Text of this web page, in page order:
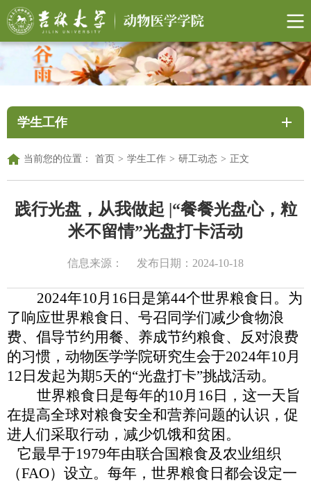
学生工作
当前您的位置： 首页 > 学生工作 > 研工动态 > 正文
践行光盘，从我做起 |“餐餐光盘心，粒
米不留情”光盘打卡活动
信息来源： 发布日期：2024-10-18
2024年10月16日是第44个世界粮食日。 为
了响应世界粮食日、号召同学们减少食物浪
费、倡导节约用餐、养成节约粮食、反对浪费
的习惯， 动物医学学院研究生会于2024年10月
12日发起为期5天的“光盘打卡”挑战活动。
世界粮食日是每年的10月16日，这一天旨
在提高全球对粮食安全和营养问题的认识，促
进人们采取行动，减少饥饿和贫困。
它最早于1979年由联合国粮食及农业组织
（FAO）设立。每年，世界粮食日都会设定一